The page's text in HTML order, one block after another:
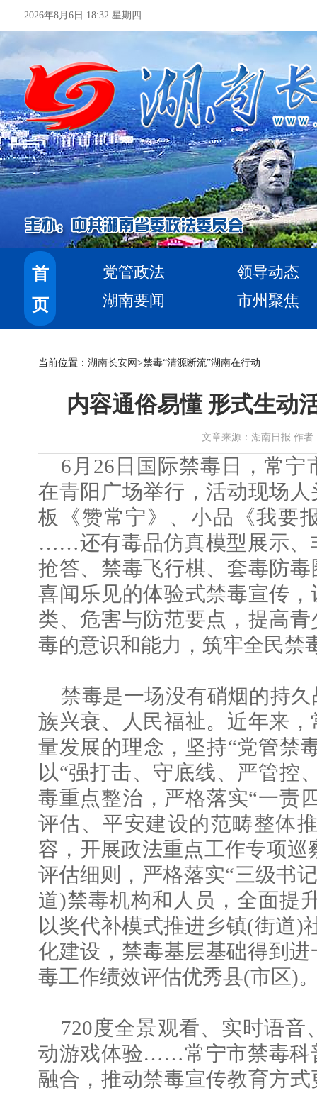
2026年8月6日 18:32 星期四
首
页
党管政法
领导动态
湖南要闻
市州聚焦
当前位置： 湖南长安网 >禁毒“清源断流”湖南在行动
内容通俗易懂 形式生动
文章来源：湖南日报 作者
6月26日国际禁毒日，常宁
在青阳广场举行，活动现场
板《赞常宁》、小品《我要
……还有毒品仿真模型展示、
抢答、禁毒飞行棋、套毒防
喜闻乐见的体验式禁毒宣传
类、危害与防范要点，提高
毒的意识和能力，筑牢全民禁
禁毒是一场没有硝烟的持
族兴衰、人民福祉。近年来
量发展的理念，坚持“党管禁
以“强打击、守底线、严管控
毒重点整治，严格落实“一责
评估、平安建设的范畴整体
容，开展政法重点工作专项
评估细则，严格落实“三级书
道)禁毒机构和人员，全面提
以奖代补模式推进乡镇(街道)
化建设，禁毒基层基础得到
毒工作绩效评估优秀县(市区)
720度全景观看、实时语
动游戏体验……常宁市禁毒科
融合，推动禁毒宣传教育方